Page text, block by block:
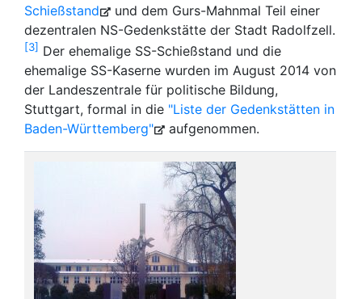
Schießstand
und dem Gurs-Mahnmal Teil einer
dezentralen NS-Gedenkstätte der Stadt Radolfzell.
3
Der ehemalige SS-Schießstand und die
ehemalige SS-Kaserne wurden im August 2014 von
der Landeszentrale für politische Bildung,
Stuttgart, formal in die "Liste der Gedenkstätten in
Baden-Württemberg"
aufgenommen.